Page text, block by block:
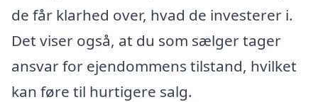
de får klarhed over, hvad de investerer i.
Det viser også, at du som sælger tager
ansvar for ejendommens tilstand, hvilket
kan føre til hurtigere salg.